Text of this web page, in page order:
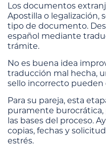
Los documentos
Apostilla o legalización,
tipo de documento.
español mediante
trámite.
No es buena idea
traducción mal hecha,
sello incorrecto pueden
Para su pareja, esta
puramente burocrática,
las bases del proceso.
copias, fechas y
estrés.